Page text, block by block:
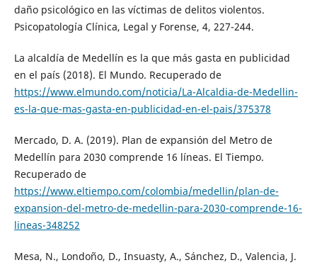
daño psicológico en las víctimas de delitos violentos.
Psicopatología Clínica, Legal y Forense, 4, 227-244.
La alcaldía de Medellín es la que más gasta en publicidad
en el país (2018). El Mundo. Recuperado de
https://www.elmundo.com/noticia/La-Alcaldia-de-Medellin-
es-la-que-mas-gasta-en-publicidad-en-el-pais/375378
Mercado, D. A. (2019). Plan de expansión del Metro de
Medellín para 2030 comprende 16 líneas. El Tiempo.
Recuperado de
https://www.eltiempo.com/colombia/medellin/plan-de-
expansion-del-metro-de-medellin-para-2030-comprende-16-
lineas-348252
Mesa, N., Londoño, D., Insuasty, A., Sánchez, D., Valencia, J.